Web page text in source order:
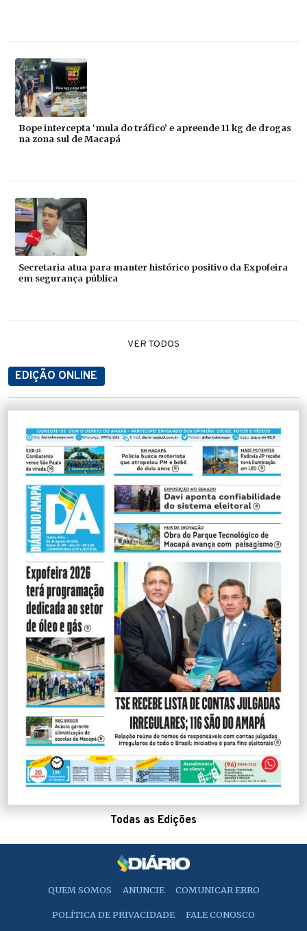
Bope intercepta ‘mula do tráfico’ e apreende 11 kg de drogas
na zona sul de Macapá
Secretaria atua para manter histórico positivo da Expofeira
em segurança pública
VER TODOS
EDIÇÃO ONLINE
Todas as Edições
QUEM SOMOS ANUNCIE COMUNICAR ERRO
POLÍTICA DE PRIVACIDADE FALE CONOSCO